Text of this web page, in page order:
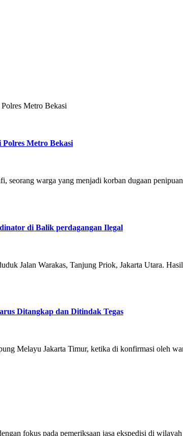
Metro Bekasi
Metro Bekasi
warga yang menjadi korban dugaan
di Balik perdagangan Ilegal
Jalan Warakas, Tanjung Priok, Jakarta Utara.
Ditangkap dan Ditindak Tegas
Melayu Jakarta Timur, ketika di konfirmasi oleh
fokus pada pemeriksaan jasa ekspedisi di